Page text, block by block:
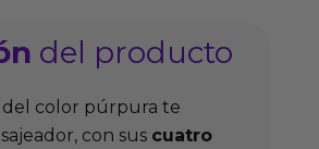
del producto
del color púrpura te
con sus cuatro